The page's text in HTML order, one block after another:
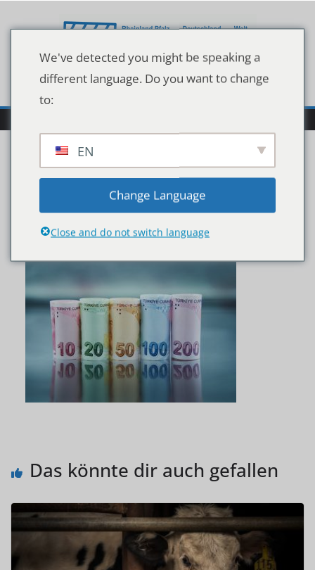
Inhalt
Turkish,Lira.,
(10,-,20,-,50,-,100,And
Das könnte dir auch gefallen
We've detected you might be speaking a
different language. Do you want to change
to:
EN
Change Language
Close and do not switch language